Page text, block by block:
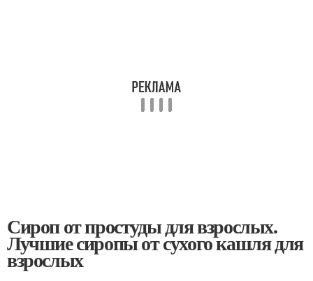
Сироп от простуды для взрослых.
Лучшие сиропы от сухого кашля для
взрослых